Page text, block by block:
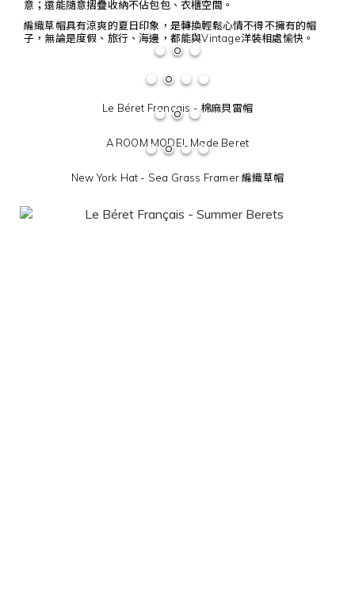
意；還能隨意摺疊收納不佔包包、衣櫃空間。
編織草帽具有涼爽的夏日印象，是轉換輕鬆心情不得不擁有的帽
子，無論是度假、旅行、海邊，都能與Vintage洋裝相處愉快。
Le Béret Français - 棉麻貝雷帽
A ROOM MODEL Made Beret
New York Hat - Sea Grass Framer 編織草帽